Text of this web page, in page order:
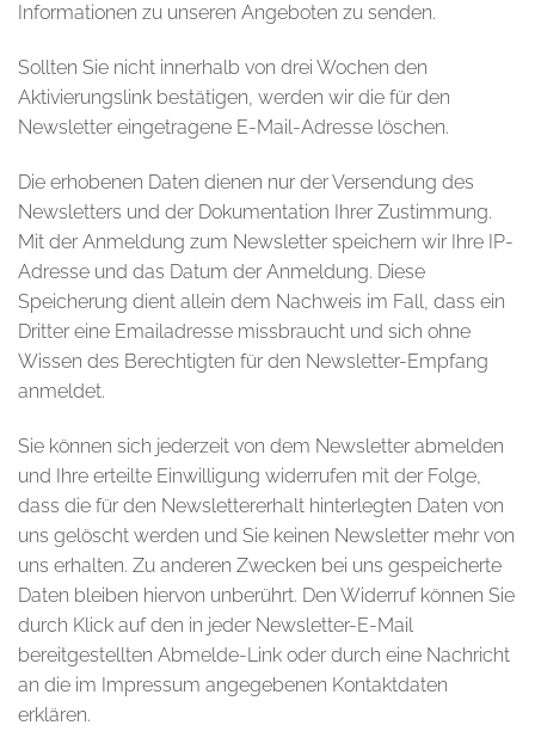
Informationen zu unseren Angeboten zu senden.
Sollten Sie nicht innerhalb von drei Wochen den
Aktivierungslink bestätigen, werden wir die für den
Newsletter eingetragene E-Mail-Adresse löschen.
Die erhobenen Daten dienen nur der Versendung des
Newsletters und der Dokumentation Ihrer Zustimmung.
Mit der Anmeldung zum Newsletter speichern wir Ihre IP-
Adresse und das Datum der Anmeldung. Diese
Speicherung dient allein dem Nachweis im Fall, dass ein
Dritter eine Emailadresse missbraucht und sich ohne
Wissen des Berechtigten für den Newsletter-Empfang
anmeldet.
Sie können sich jederzeit von dem Newsletter abmelden
und Ihre erteilte Einwilligung widerrufen mit der Folge,
dass die für den Newslettererhalt hinterlegten Daten von
uns gelöscht werden und Sie keinen Newsletter mehr von
uns erhalten. Zu anderen Zwecken bei uns gespeicherte
Daten bleiben hiervon unberührt. Den Widerruf können Sie
durch Klick auf den in jeder Newsletter-E-Mail
bereitgestellten Abmelde-Link oder durch eine Nachricht
an die im Impressum angegebenen Kontaktdaten
erklären.